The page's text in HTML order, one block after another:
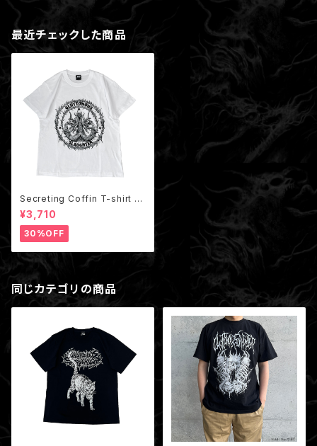
最近チェックした商品
Secreting Coffin T-shirt W
hite
¥3,710
30%OFF
同じカテゴリの商品